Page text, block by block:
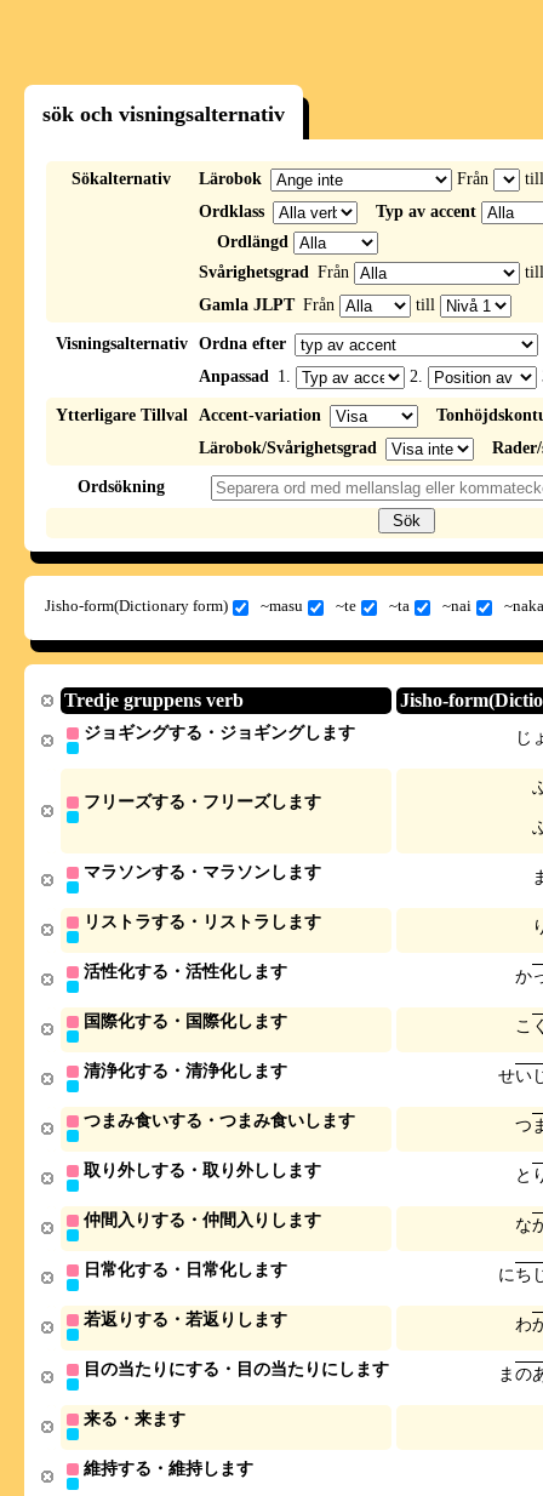
sök och visningsalternativ
Sökalternativ Lärobok Från
Ordklass
Typ av accent
Ordlängd
Svårighetsgrad Från
Gamla JLPT Från till
Visningsalternativ
Ordna efter
Anpassad 1. 2.
Ytterligare Tillval Accent-variation
Lärobok/Svårighetsgrad
Ordsökning
Jisho-form(Dictionary form) ~masu ~te ~ta ~nai
Tredje gruppens verb Jisho-
ジョギングする・ジョギングします じ
フリーズする・フリーズします
マラソンする・マラソンします
リストラする・リストラします
活性化する・活性化します か
国際化する・国際化します こ
清浄化する・清浄化します せい
つまみ食いする・つまみ食いします つ
取り外しする・取り外しします と
仲間入りする・仲間入りします な
日常化する・日常化します にち
若返りする・若返りします わ
目の当たりにする・目の当たりにします まの
来る・来ます
維持する・維持します